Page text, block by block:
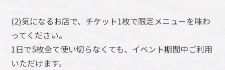
(2)気になるお店で、チケット1枚で限定メニューを味わ
ってください。
1日で5枚全て使い切らなくても、イベント期間中ご利用
いただけます。